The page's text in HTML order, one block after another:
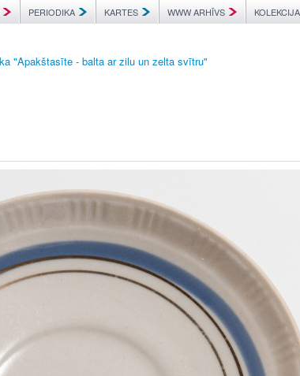
PERIODIKA KARTES WWW ARHĪVS
"Apakštasīte - balta ar zilu un zelta svītru"